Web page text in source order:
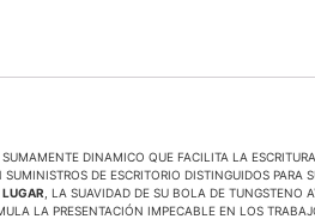
DINAMICO QUE FACILITA LA
DE ESCRITORIO DISTINGUIDOS
LUGAR , LA SUAVIDAD DE SU BOLA DE TUNGSTENO
LA PRESENTACIÓN IMPECABLE EN LOS